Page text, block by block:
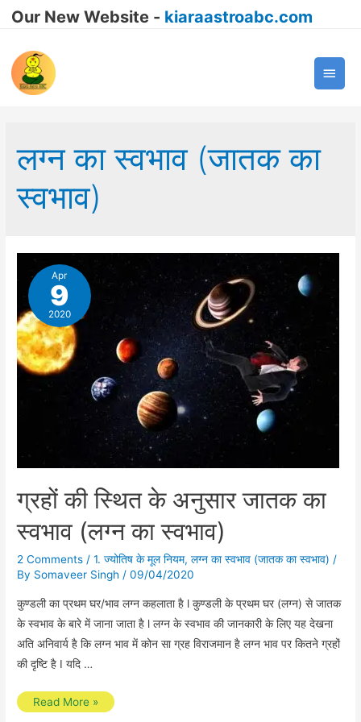
Our New Website - kiaraastroabc.com
Main
लग्न का स्वभाव (जातक का
स्वभाव)
Apr
9
2020
ग्रहों की स्थित के अनुसार जातक का
स्वभाव (लग्न का स्वभाव)
2 Comments /1. ज्योतिष के मूल नियम,लग्न का स्वभाव (जातक का स्वभाव) /
By Somaveer Singh /09/04/2020
कुण्डली का प्रथम घर/भाव लग्न कहलाता है l कुण्डली के प्रथम घर (लग्न) से जातक
के स्वभाव के बारे में जाना जाता है l लग्न के स्वभाव की जानकारी के लिए यह देखना
अति अनिवार्य है कि लग्न भाव में कोन सा ग्रह विराजमान है लग्न भाव पर कितने ग्रहों
की दृष्टि है I यदि …
ग्रहों
Read More »